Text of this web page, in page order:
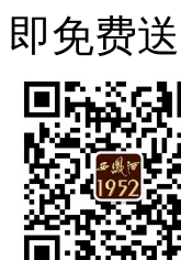
即免费送